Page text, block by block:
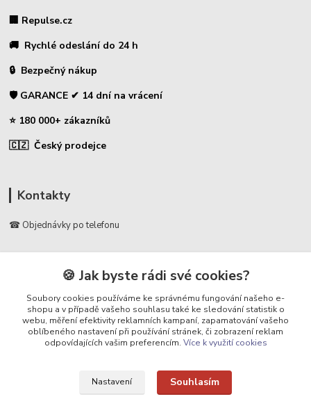
🏢 Repulse.cz
🚚 Rychlé odeslání do 24 h
🔒 Bezpečný nákup
🛡️ GARANCE ✔ 14 dní na vrácení
⭐ 180 000+ zákazníků
🇨🇿 Český prodejce
Kontakty
☎ Objednávky po telefonu
🛡️ Infolinka
📞 728 007 997
⏰ Po - Pá | 7:00 - 13:30 |
info@repulse.cz
Upravit sběr cookies.
🍪 Jak byste rádi své cookies?
Soubory cookies používáme ke správnému fungování našeho e-
shopu a v případě vašeho souhlasu také ke sledování statistik o
webu, měření efektivity reklamních kampaní, zapamatování vašeho
oblíbeného nastavení při používání stránek, či zobrazení reklam
odpovídajících vašim preferencím. Více k využití cookies
Nastavení Souhlasím